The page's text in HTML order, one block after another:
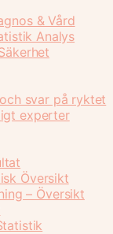
& Vård
Analys
svar på ryktet
experter
Översikt
– Översikt